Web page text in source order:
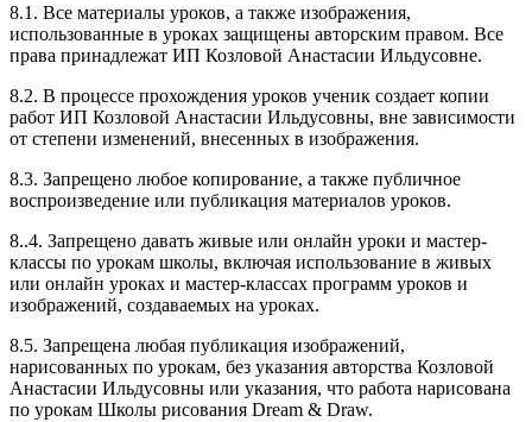
8.1. Все материалы уроков, а также изображения,
использованные в уроках защищены авторским правом. Все
права принадлежат ИП Козловой Анастасии Ильдусовне.
8.2. В процессе прохождения уроков ученик создает копии
работ ИП Козловой Анастасии Ильдусовны, вне зависимости
от степени изменений, внесенных в изображения.
8.3. Запрещено любое копирование, а также публичное
воспроизведение или публикация материалов уроков.
8..4. Запрещено давать живые или онлайн уроки и мастер-
классы по урокам школы, включая использование в живых
или онлайн уроках и мастер-классах программ уроков и
изображений, создаваемых на уроках.
8.5. Запрещена любая публикация изображений,
нарисованных по урокам, без указания авторства Козловой
Анастасии Ильдусовны или указания, что работа нарисована
по урокам Школы рисования Dream & Draw.